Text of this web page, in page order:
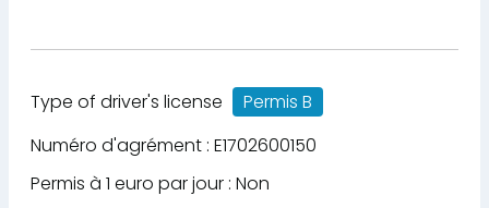
Type of driver's license
Permis B
Numéro d'agrément : E1702600150
Permis à 1 euro par jour : Non